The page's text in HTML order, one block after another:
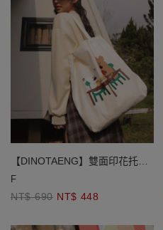
【DINOTAENG】雙面印花托特
包
F
NT$ 690 NT$ 448